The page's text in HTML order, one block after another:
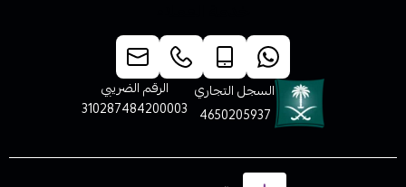
السجل التجاري
4650205937
الرقم الضريبي
310287484200003